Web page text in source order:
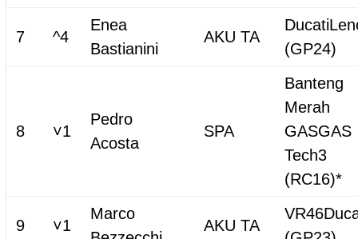
7 ^4
Enea
Bastianini
AKU TA
(GP24)
8 ˅1
Pedro
Acosta
SPA
Banteng
Merah
GASGAS
Tech3
(RC16)*
9 ˅1
Marco
AKU TA